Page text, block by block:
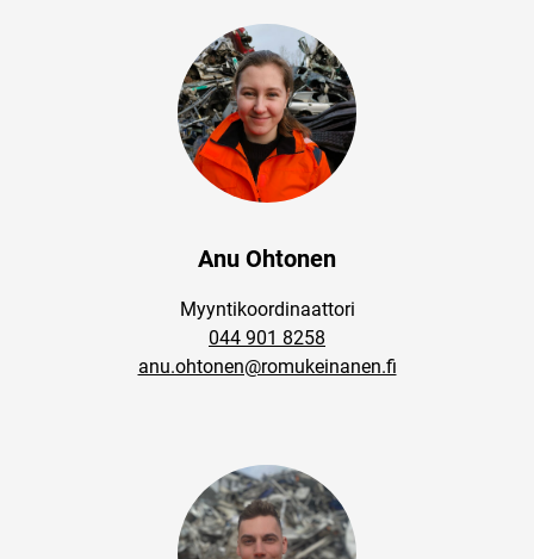
Anu Ohtonen
Myyntikoordinaattori
044 901 8258
anu.ohtonen@romukeinanen.fi